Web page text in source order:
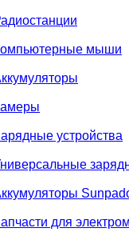
мыши
устройства
для